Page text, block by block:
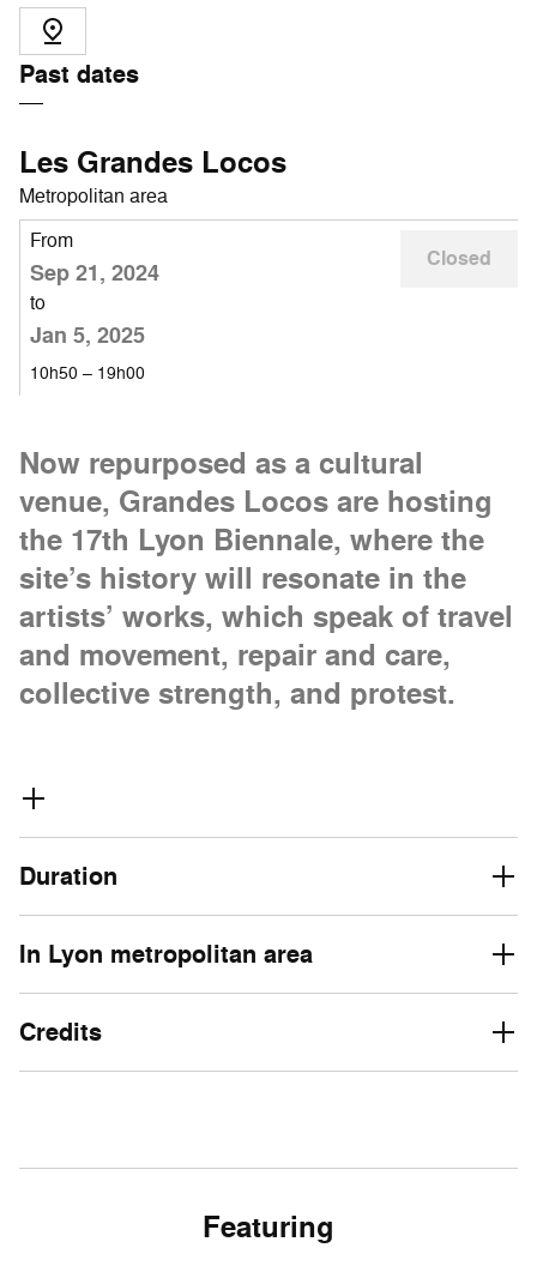
Past dates
Les Grandes Locos
Metropolitan area
From
Sep 21, 2024
to
Jan 5, 2025
10h50 – 19h00
Closed
Now repurposed as a cultural
venue, Grandes Locos are hosting
the 17th Lyon Biennale, where the
site’s history will resonate in the
artists’ works, which speak of travel
and movement, repair and care,
collective strength, and protest.
Duration
In Lyon metropolitan area
Credits
Featuring